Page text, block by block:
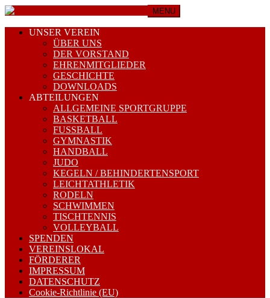
MENU
UNSER VEREIN
ÜBER UNS
DER VORSTAND
EHRENMITGLIEDER
GESCHICHTE
DOWNLOADS
ABTEILUNGEN
ALLGEMEINE SPORTGRUPPE
BASKETBALL
FUSSBALL
GYMNASTIK
HANDBALL
JUDO
KEGELN / BEHINDERTENSPORT
LEICHTATHLETIK
RODELN
SCHWIMMEN
TISCHTENNIS
VOLLEYBALL
SPENDEN
VEREINSLOKAL
FÖRDERER
IMPRESSUM
DATENSCHUTZ
Cookie-Richtlinie (EU)